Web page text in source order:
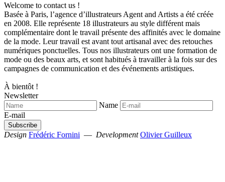
Welcome to contact us !
Basée à Paris, l’agence d’illustrateurs Agent and Artists a été créée
en 2008. Elle représente 18 illustrateurs au style différent mais
complémentaire dont le travail présente des affinités avec le domaine
de la mode. Leur travail est avant tout artisanal avec des retouches
numériques ponctuelles. Tous nos illustrateurs ont une formation de
mode ou des beaux arts, et sont habitués à travailler à la fois sur des
campagnes de communication et des événements artistiques.
À bientôt !
Newsletter
Name
E-mail
Design Frédéric Fornini — Development Olivier Guilleux